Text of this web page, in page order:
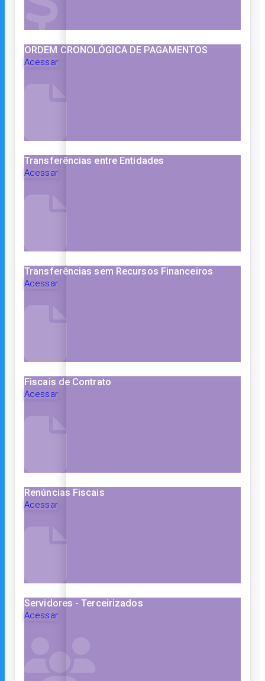
ORDEM CRONOLÓGICA DE PAGAMENTOS
Acessar
Transferências entre Entidades
Acessar
Transferências sem Recursos Financeiros
Acessar
Fiscais de Contrato
Acessar
Renúncias Fiscais
Acessar
Servidores - Terceirizados
Acessar